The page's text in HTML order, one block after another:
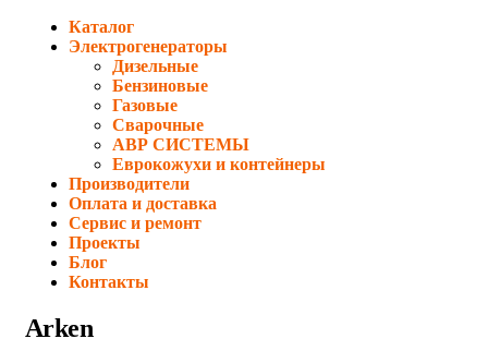
Каталог
Электрогенераторы
Дизельные
Бензиновые
Газовые
Сварочные
АВР СИСТЕМЫ
Еврокожухи и контейнеры
Производители
Оплата и доставка
Сервис и ремонт
Проекты
Блог
Контакты
Arken